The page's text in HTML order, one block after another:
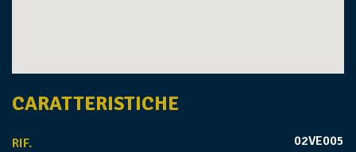
CARATTERISTICHE
RIF.
02VE005